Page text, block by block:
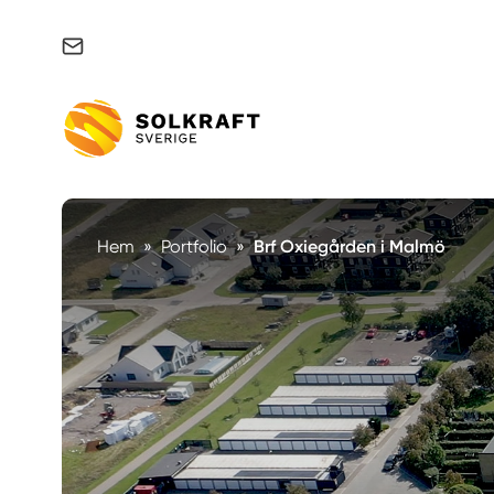
Hem » Portfolio » Brf Oxiegården i Malmö